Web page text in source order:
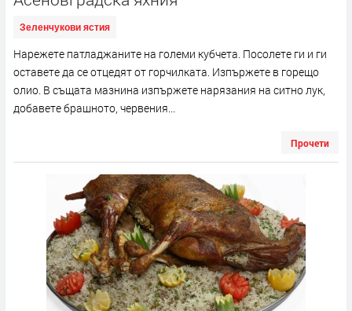
Зеленчукови ястия
Нарежете патладжаните на големи кубчета. Посолете ги и ги
оставете да се отцедят от горчилката. Изпържете в горещо
олио. В същата мазнина изпържете нарязания на ситно лук,
добавете брашното, червения...
Прочети